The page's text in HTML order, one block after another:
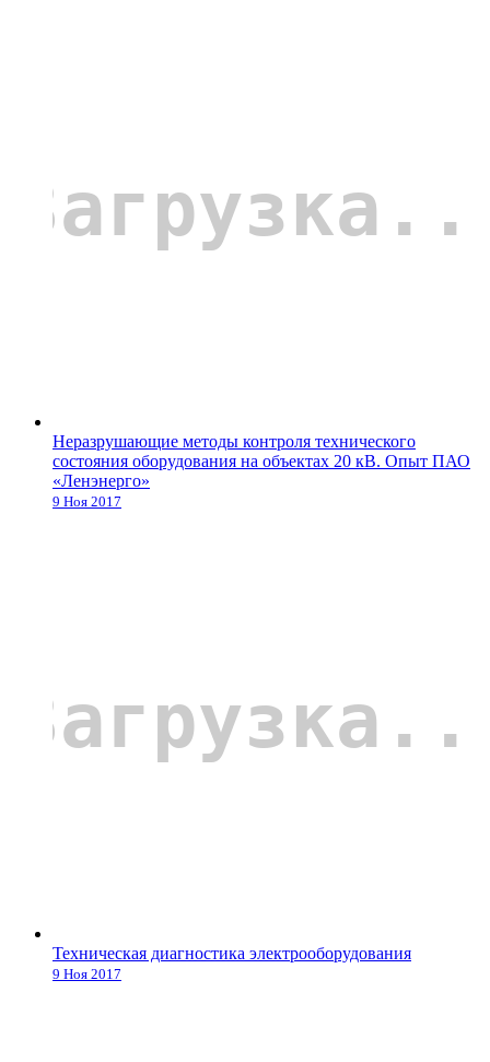
Неразрушающие методы контроля технического
состояния оборудования на объектах 20 кВ. Опыт ПАО
«Ленэнерго»
9 Ноя 2017
Техническая диагностика электрооборудования
9 Ноя 2017